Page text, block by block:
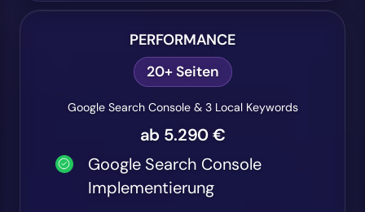
PERFORMANCE
20+ Seiten
Google Search Console & 3 Local Keywords
ab 5.290 €
Google Search Console
Implementierung